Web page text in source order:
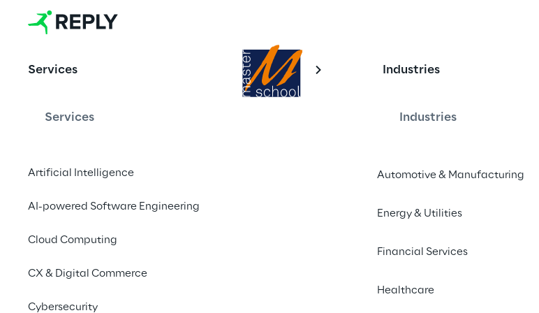
Services
Services
Artificial Intelligence
AI-powered Software Engineering
Cloud Computing
CX & Digital Commerce
Cybersecurity
Industries
Industries
Automotive & Manufacturing
Energy & Utilities
Financial Services
Healthcare
Cloud e Artificial Intelligence
Master di secondo livello del Politecnico di Torino